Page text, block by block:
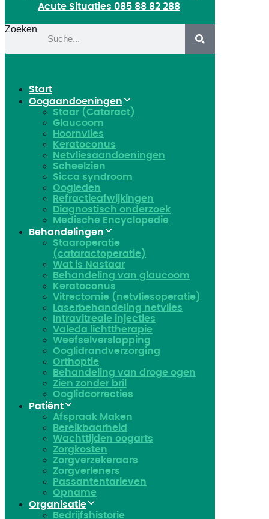
Acute Situaties 085 88 82 288
Zoeken
Start
Oogaandoeningen
Staar (Cataract)
Glaucoom
Hoornvlies
Keratoconus
Netvliesaandoeningen
Scheelzien
Sicca syndroom
Oogleden
Refractieafwijkingen
Diagnostisch onderzoek
Medische Encyclopedie
Behandelingen
Staaroperatie
(cataractoperatie)
Wat is Nastaar
Behandeling van glaucoom
Keratoconus​
Vitrectomie (netvliesoperatie)
Laserbehandeling netvlies
Intravitreale injecties
Valeda lichttherapie
Weefselverslapping
Ooglidrandverzorging
Orthoptie
Behandeling van droge ogen
Zien zonder bril
Ooglidcorrecties
Patiënt
Afspraak Maken
Bereikbaarheid
Wachttijden oogarts
Zorgkosten
Zorgverzekeraars
Zorgverleners
Passantentarieven
Opname
Organisatie
Bedrijfshistorie